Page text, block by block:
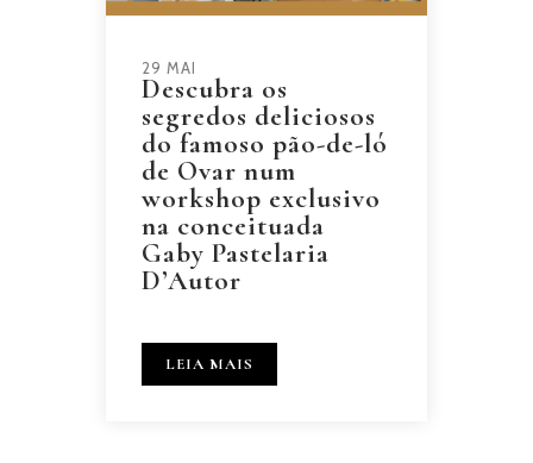
29 MAI
Descubra os
segredos deliciosos
do famoso pão-de-ló
de Ovar num
workshop exclusivo
na conceituada
Gaby Pastelaria
D’Autor
LEIA MAIS